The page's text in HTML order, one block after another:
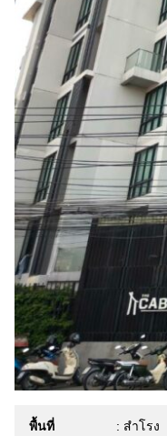
พื้นที่ : สำโรง